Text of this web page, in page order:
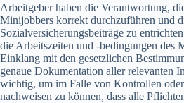
Arbeitgeber haben die Verantwortung,
Minijobbers korrekt durchzuführen und
Sozialversicherungsbeiträge zu
die Arbeitszeiten und -bedingungen des
Einklang mit den gesetzlichen
genaue Dokumentation aller relevanten
wichtig, um im Falle von Kontrollen
nachweisen zu können, dass alle